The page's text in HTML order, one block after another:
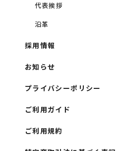
代表挨拶
沿革
採用情報
お知らせ
プライバシーポリシー
ご利用ガイド
ご利用規約